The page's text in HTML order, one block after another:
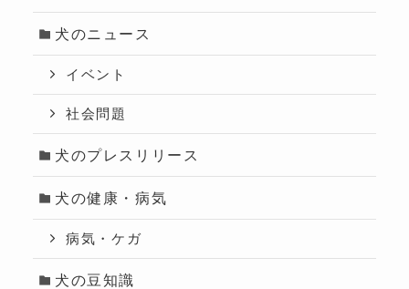
犬のニュース
イベント
社会問題
犬のプレスリリース
犬の健康・病気
病気・ケガ
犬の豆知識